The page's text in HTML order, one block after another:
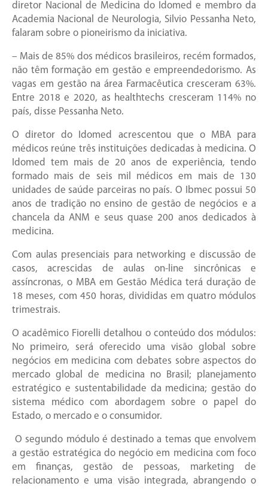
diretor Nacional de Medicina do Idomed e membro da
Academia Nacional de Neurologia, Silvio Pessanha Neto,
falaram sobre o pioneirismo da iniciativa.
– Mais de 85% dos médicos brasileiros, recém formados,
não têm formação em gestão e empreendedorismo. As
vagas em gestão na área Farmacêutica cresceram 63%.
Entre 2018 e 2020, as healthtechs cresceram 114% no
país, disse Pessanha Neto.
O diretor do Idomed acrescentou que o MBA para
médicos reúne três instituições dedicadas à medicina. O
Idomed tem mais de 20 anos de experiência, tendo
formado mais de seis mil médicos em mais de 130
unidades de saúde parceiras no país. O Ibmec possui 50
anos de tradição no ensino de gestão de negócios e a
chancela da ANM e seus quase 200 anos dedicados à
medicina.
Com aulas presenciais para networking e discussão de
casos, acrescidas de aulas on-line sincrônicas e
assíncronas, o MBA em Gestão Médica terá duração de
18 meses, com 450 horas, divididas em quatro módulos
trimestrais.
O acadêmico Fiorelli detalhou o conteúdo dos módulos:
No primeiro, será oferecido uma visão global sobre
negócios em medicina com debates sobre aspectos do
mercado global de medicina no Brasil; planejamento
estratégico e sustentabilidade da medicina; gestão do
sistema médico com abordagem sobre o papel do
Estado, o mercado e o consumidor.
O segundo módulo é destinado a temas que envolvem
a gestão estratégica do negócio em medicina com foco
em finanças, gestão de pessoas, marketing de
relacionamento e uma visão integrada, abrangendo o